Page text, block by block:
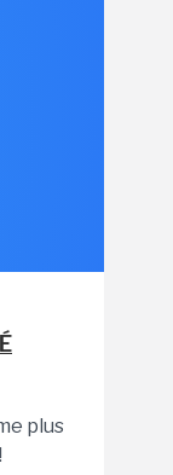
plus